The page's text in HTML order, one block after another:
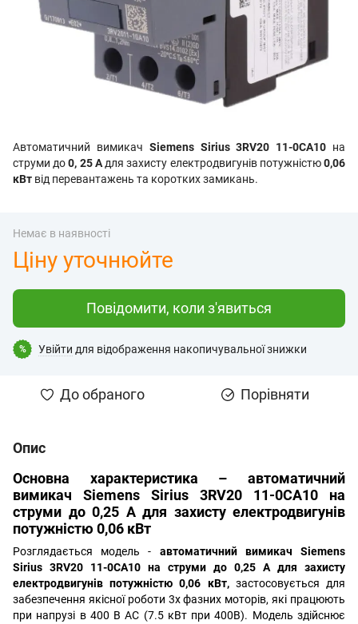
Автоматичний вимикач Siemens Sirius 3RV20 11-0CA10 на
струми до0, 25 Адля захисту електродвигунів потужністю0,06
кВт від перевантажень та коротких замикань.
Немає в наявності
Ціну уточнюйте
Повідомити, коли з'явиться
% Увійти для відображення накопичувальної знижки
До обраного Порівняти
Опис
Основна характеристика – автоматичний
вимикач Siemens Sirius 3RV20 11-0CA10 на
струми до 0,25 А для захисту електродвигунів
потужністю 0,06 кВт
Розглядається модель - автоматичний вимикач Siemens
Sirius 3RV20 11-0CA10 на струми до 0,25 А для захисту
електродвигунів потужністю 0,06 кВт,застосовується для
забезпечення якісної роботи 3х фазних моторів, які працюють
при напрузі в 400 В AC (7.5 кВт при 400В). Модель здійснює